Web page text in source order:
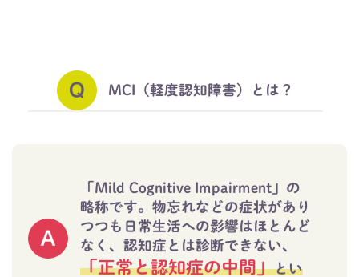
MCI（軽度認知障害）とは？
「Mild Cognitive Impairment」の
略称です。物忘れなどの症状があり
つつも日常生活への影響はほとんど
なく、認知症とは診断できない、
「正常と認知症の中間」とい